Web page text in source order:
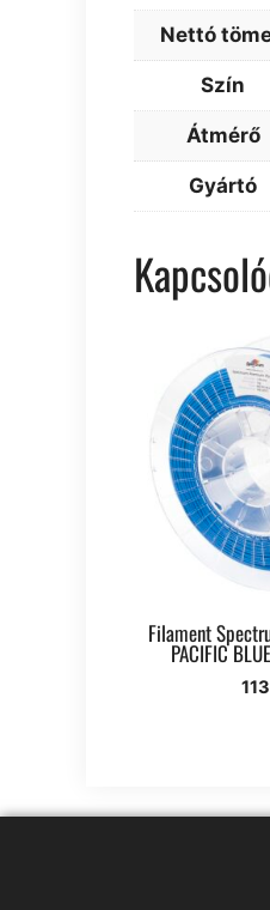
Nettó
Szín
Átmérő
Gyártó
Filament
PACIFIC